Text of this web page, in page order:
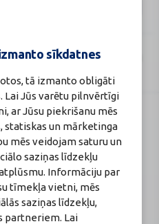
sīkdatnes
tā izmanto obligāti
Lai Jūs varētu pilnvērtīgi
ar Jūsu piekrišanu mēs
un mārketinga
mēs veidojam saturu un
saziņas līdzekļu
Informāciju par
tīmekļa vietni, mēs
saziņas līdzekļu,
partneriem. Lai
un uz to attiecas „Google“
Licence
Licences numurs: A00010
E-aptiekas kontakti
Aptiekas vadītāja:
Sertificēta farmaceite: Jeļena
Gončarova
Reģistrācijas Nr.: F-0834
Sertifikāta Nr.: 215.2025